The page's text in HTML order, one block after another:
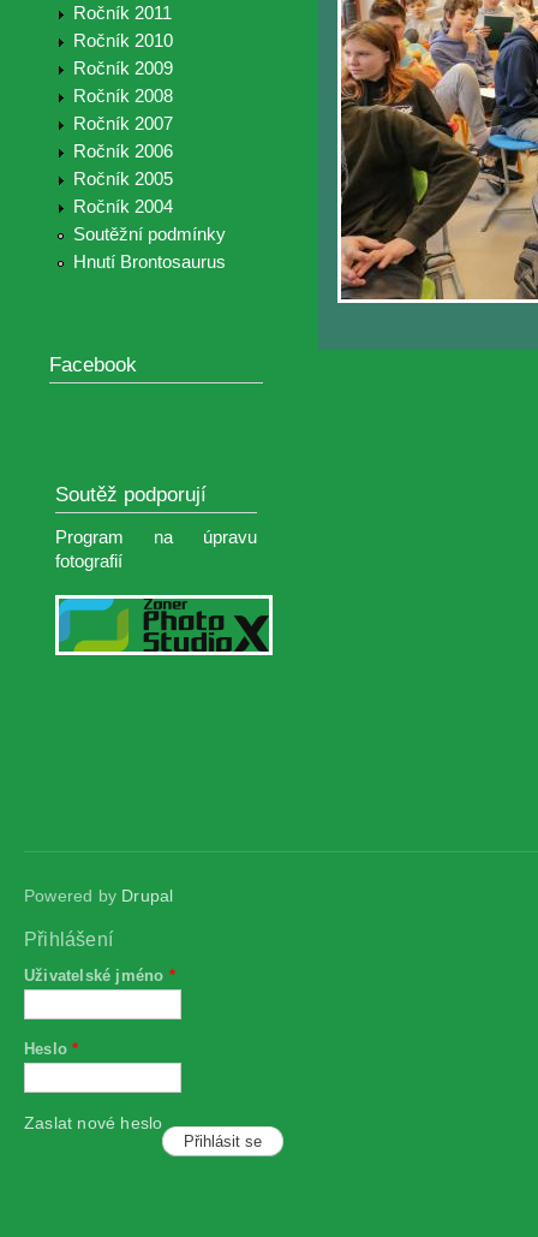
Ročník 2011
Ročník 2010
Ročník 2009
Ročník 2008
Ročník 2007
Ročník 2006
Ročník 2005
Ročník 2004
Soutěžní podmínky
Hnutí Brontosaurus
Facebook
Soutěž podporují
Program na úpravu
fotografií
Powered by Drupal
Přihlášení
Uživatelské jméno *
Heslo*
Zaslat nové heslo